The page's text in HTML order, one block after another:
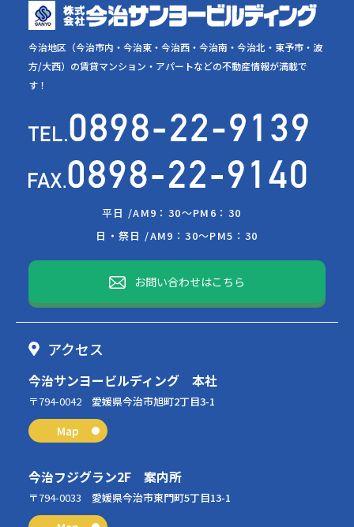
今治地区（今治市内・今治東・今治西・今治南・今治北・東予市・波
方/大西）の賃貸マンション・アパートなどの不動産情報が満載で
す！
平日 /AM9：30～PM6：30
日・祭日 /AM9：30～PM5：30
お問い合わせはこちら
アクセス
今治サンヨービルディング 本社
〒794-0042 愛媛県今治市旭町2丁目3-1
Map
今治フジグラン2F 案内所
〒794-0033 愛媛県今治市東門町5丁目13-1